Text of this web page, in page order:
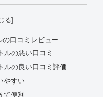
の口コミレビュー
ルの悪い口コミ
ルの良い口コミ評価
やすい
て便利